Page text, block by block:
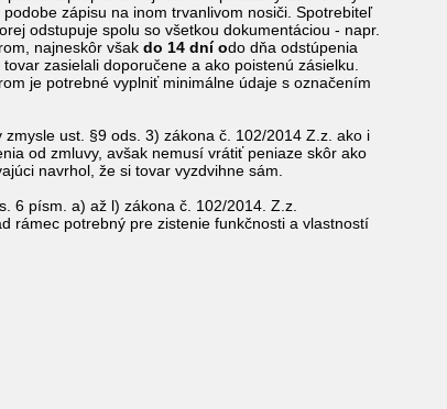
zápisu na inom trvanlivom nosiči. Spotrebiteľ
odstupuje spolu so všetkou dokumentáciou - napr.
najneskôr všakdo 14 dní odo dňa odstúpenia
zasielali doporučene a ako poistenú zásielku.
je potrebné vyplniť minimálne údaje s označením
ust. §9 ods. 3) zákona č. 102/2014 Z.z. ako i
od zmluvy, avšak nemusí vrátiť peniaze skôr ako
navrhol, že si tovar vyzdvihne sám.
6 písm. a) až l) zákona č. 102/2014. Z.z.
rámec potrebný pre zistenie funkčnosti a vlastností